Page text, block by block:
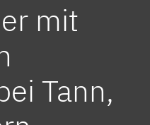
mit
Tann,